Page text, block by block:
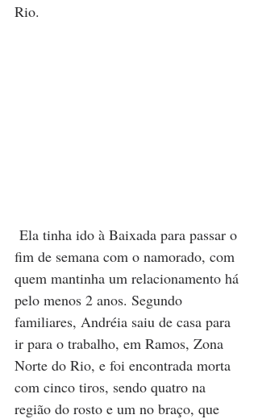
Rio.
Ela tinha ido à Baixada para passar o
fim de semana com o namorado, com
quem mantinha um relacionamento há
pelo menos 2 anos. Segundo
familiares, Andréia saiu de casa para
ir para o trabalho, em Ramos, Zona
Norte do Rio, e foi encontrada morta
com cinco tiros, sendo quatro na
região do rosto e um no braço, que